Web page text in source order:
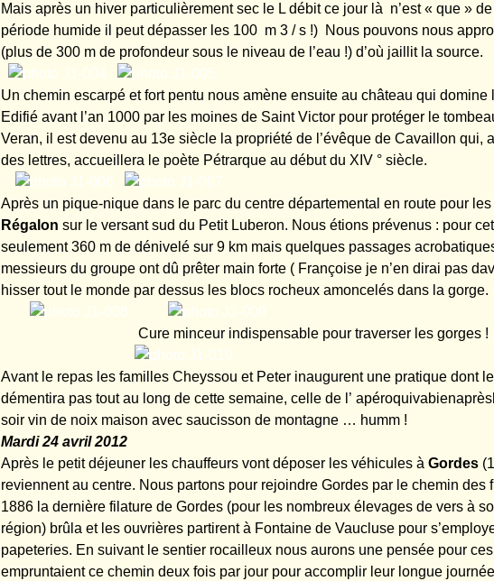
Mais après un hiver particulièrement sec le L débit ce jour là n’est « que »
période humide il peut dépasser les 100 m 3 / s !) Nous pouvons nous
(plus de 300 m de profondeur sous le niveau de l’eau !) d’où jaillit la source.
Un chemin escarpé et fort pentu nous amène ensuite au château qui domine
Edifié avant l’an 1000 par les moines de Saint Victor pour protéger le
Veran, il est devenu au 13e siècle la propriété de l’évêque de Cavaillon qui,
des lettres, accueillera le poète Pétrarque au début du XIV ° siècle.
Après un pique-nique dans le parc du centre départemental en route pour les
Régalon sur le versant sud du Petit Luberon. Nous étions prévenus : pour
seulement 360 m de dénivelé sur 9 km mais quelques passages
messieurs du groupe ont dû prêter main forte ( Françoise je n’en dirai pas
hisser tout le monde par dessus les blocs rocheux amoncelés dans la gorge.
Cure minceur indispensable pour traverser les gorges !
Avant le repas les familles Cheyssou et Peter inaugurent une pratique dont
démentira pas tout au long de cette semaine, celle de l’
soir vin de noix maison avec saucisson de montagne … humm !
Mardi 24 avril 2012
Après le petit déjeuner les chauffeurs vont déposer les véhicules à Gordes
reviennent au centre. Nous partons pour rejoindre Gordes par le chemin des
1886 la dernière filature de Gordes (pour les nombreux élevages de vers à
région) brûla et les ouvrières partirent à Fontaine de Vaucluse pour
papeteries. En suivant le sentier rocailleux nous aurons une pensée pour
empruntaient ce chemin deux fois par jour pour accomplir leur longue